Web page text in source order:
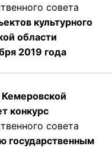
совета
культурного
области
2019 года
конкурс
совета
государственным